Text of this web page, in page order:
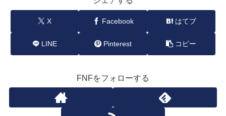
X Facebook はてブ
LINE Pinterest コピー
FNFをフォローする